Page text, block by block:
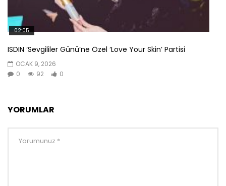
02:05
ISDIN ‘Sevgililer Günü’ne Özel ‘Love Your Skin’ Partisi
OCAK 9, 2026
0
92 0
YORUMLAR